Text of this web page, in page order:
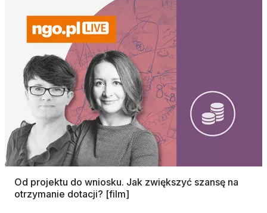
Od projektu do wniosku. Jak zwiększyć szansę na
otrzymanie dotacji? [film]